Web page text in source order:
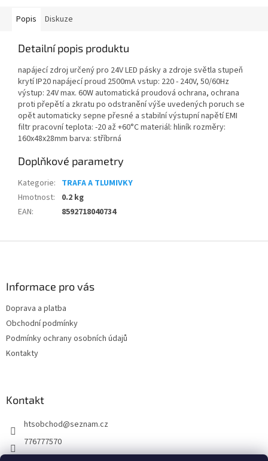
Popis Diskuze
Detailní popis produktu
napájecí zdroj určený pro 24V LED pásky a zdroje světla stupeň
krytí IP20 napájecí proud 2500mA vstup: 220 - 240V, 50/60Hz
výstup: 24V max. 60W automatická proudová ochrana, ochrana
proti přepětí a zkratu po odstranění výše uvedených poruch se
opět automaticky sepne přesné a stabilní výstupní napětí EMI
filtr pracovní teplota: -20 až +60°C materiál: hliník rozměry:
160x48x28mm barva: stříbrná
Doplňkové parametry
Kategorie: TRAFA A TLUMIVKY
Hmotnost:
0.2 kg
EAN: 8592718040734
Informace pro vás
Doprava a platba
Obchodní podmínky
Podmínky ochrany osobních údajů
Kontakty
Kontakt
htsobchod@seznam.cz
776777570